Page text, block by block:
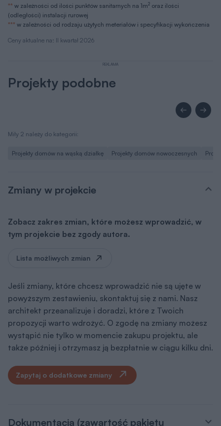
Ceny aktualne na: II kwartał 2026
** w zależności od ilości punktów sanitarnych na 1m2 oraz ilości
(odległości) instalacji rurowej
*** w zależności od rodzaju użytych meteriałów i specyfikacji wykończenia
REKLAMA
Projekty podobne
Miły 2 należy do kategorii:
Projekty domów na wąską działkę Projekty domów nowoczesnych
Zmiany w projekcie
Zobacz zakres zmian, które możesz wprowadzić, w
tym projekcie bez zgody autora.
Lista możliwych zmian
Jeśli zmiany, które chcesz wprowadzić nie są ujęte w
powyższym zestawieniu, skontaktuj się z nami. Nasz
architekt przeanalizuje i doradzi, które z Twoich
propozycji warto wdrożyć. O zgodę na zmiany możesz
wystąpić nie tylko w momencie zakupu projektu, ale
także później i otrzymasz ją bezpłatnie w ciągu kilku dni.
Zapytaj o dodatkowe zmiany
Dokumentacja (zawartość pakietu